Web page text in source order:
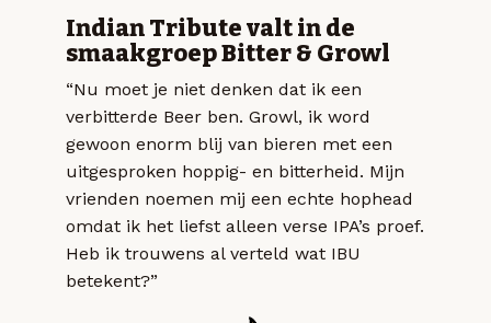
Indian Tribute valt in de
smaakgroep Bitter & Growl
“Nu moet je niet denken dat ik een
verbitterde Beer ben. Growl, ik word
gewoon enorm blij van bieren met een
uitgesproken hoppig- en bitterheid. Mijn
vrienden noemen mij een echte hophead
omdat ik het liefst alleen verse IPA’s proef.
Heb ik trouwens al verteld wat IBU
betekent?”